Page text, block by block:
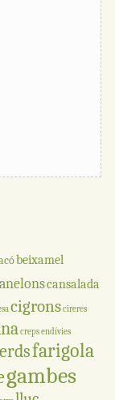
beixamel
cansalada
cigronscireres
crepsendívies
farigola
gambes